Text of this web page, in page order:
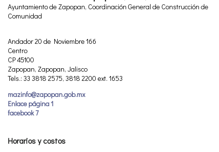
Ayuntamiento de Zapopan, Coordinación General de Construcción de
Comunidad
Andador 20 de Noviembre 166
Centro
CP 45100
Zapopan, Zapopan, Jalisco
Tels.: 33 3818 2575, 3818 2200 ext. 1653
mazinfo@zapopan.gob.mx
Enlace página 1
facebook 7
Horarios y costos